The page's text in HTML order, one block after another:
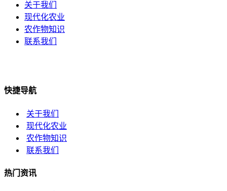
关于我们
现代化农业
农作物知识
联系我们
快捷导航
关于我们
现代化农业
农作物知识
联系我们
热门资讯